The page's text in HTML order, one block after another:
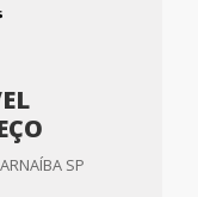
SP